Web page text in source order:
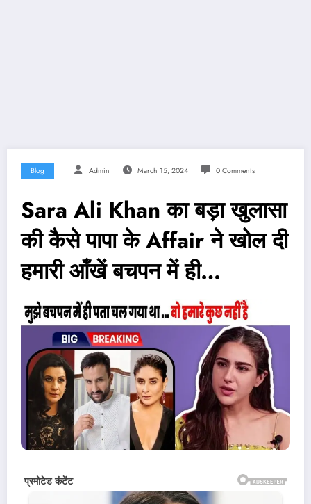
Blog Admin March 15, 2024 0 Comments
Sara Ali Khan का बड़ा खुलासा
की कैसे पापा के Affair ने खोल दी
हमारी आँखें बचपन में ही…